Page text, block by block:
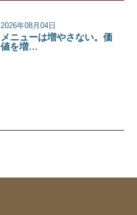
2026年08月04日
メニューは増やさない。価
値を増…